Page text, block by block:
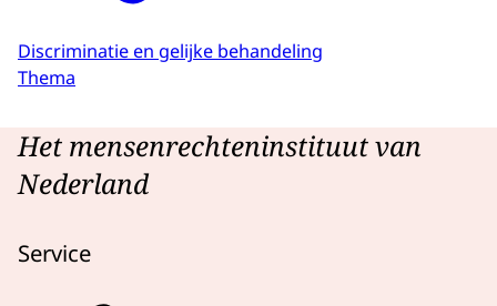
Discriminatie en gelijke behandeling
Thema
Het mensenrechteninstituut van
Nederland
Service